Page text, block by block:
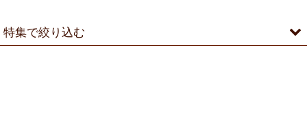
特集で絞り込む